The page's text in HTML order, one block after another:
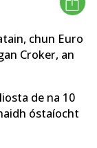
chun Euro
Croker, an
de na 10
óstaíocht